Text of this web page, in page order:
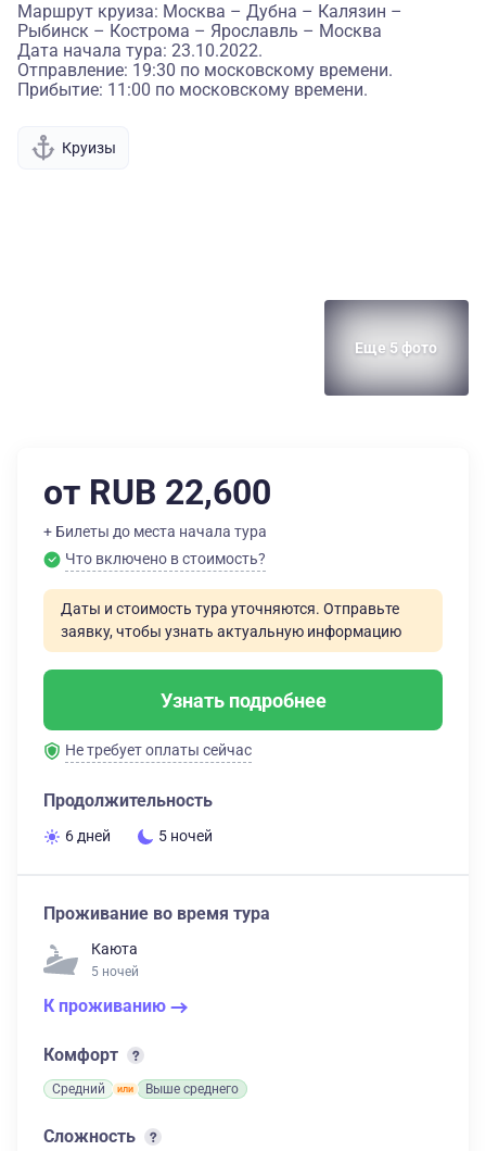
Маршрут круиза: Москва – Дубна – Калязин –
Рыбинск – Кострома – Ярославль – Москва
Дата начала тура: 23.10.2022.
Отправление: 19:30 по московскому времени.
Прибытие: 11:00 по московскому времени.
Круизы
Еще 5 фото
от RUB 22,600
+ Билеты до места начала тура
Что включено в стоимость?
Даты и стоимость тура уточняются. Отправьте
заявку, чтобы узнать актуальную информацию
Узнать подробнее
Не требует оплаты сейчас
Продолжительность
6 дней 5 ночей
Проживание во время тура
Каюта
5 ночей
К проживанию
Комфорт
Средний Выше среднего
Сложность